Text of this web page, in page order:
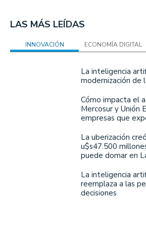
LAS MÁS LEÍDAS
INNOVACIÓN ECONOMÍA DIGITAL
La inteligencia
modernización de
Cómo impacta el
Mercosur y Unión
empresas que
La uberización
u$s47.500
puede domar en
La inteligencia
reemplaza a las
decisiones